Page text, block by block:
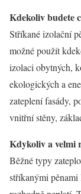
Kdekoliv budete
Stříkané izolační
možné použít
izolaci obytných,
ekologických a
zateplení fasády,
vnitřní stěny,
Kdykoliv a velmi
Běžné typy
stříkanými